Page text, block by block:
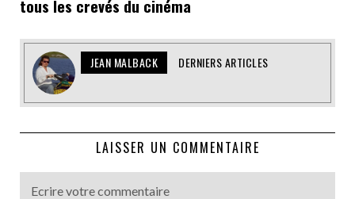
tous les crevés du cinéma
JEAN MALBACK DERNIERS ARTICLES
LAISSER UN COMMENTAIRE